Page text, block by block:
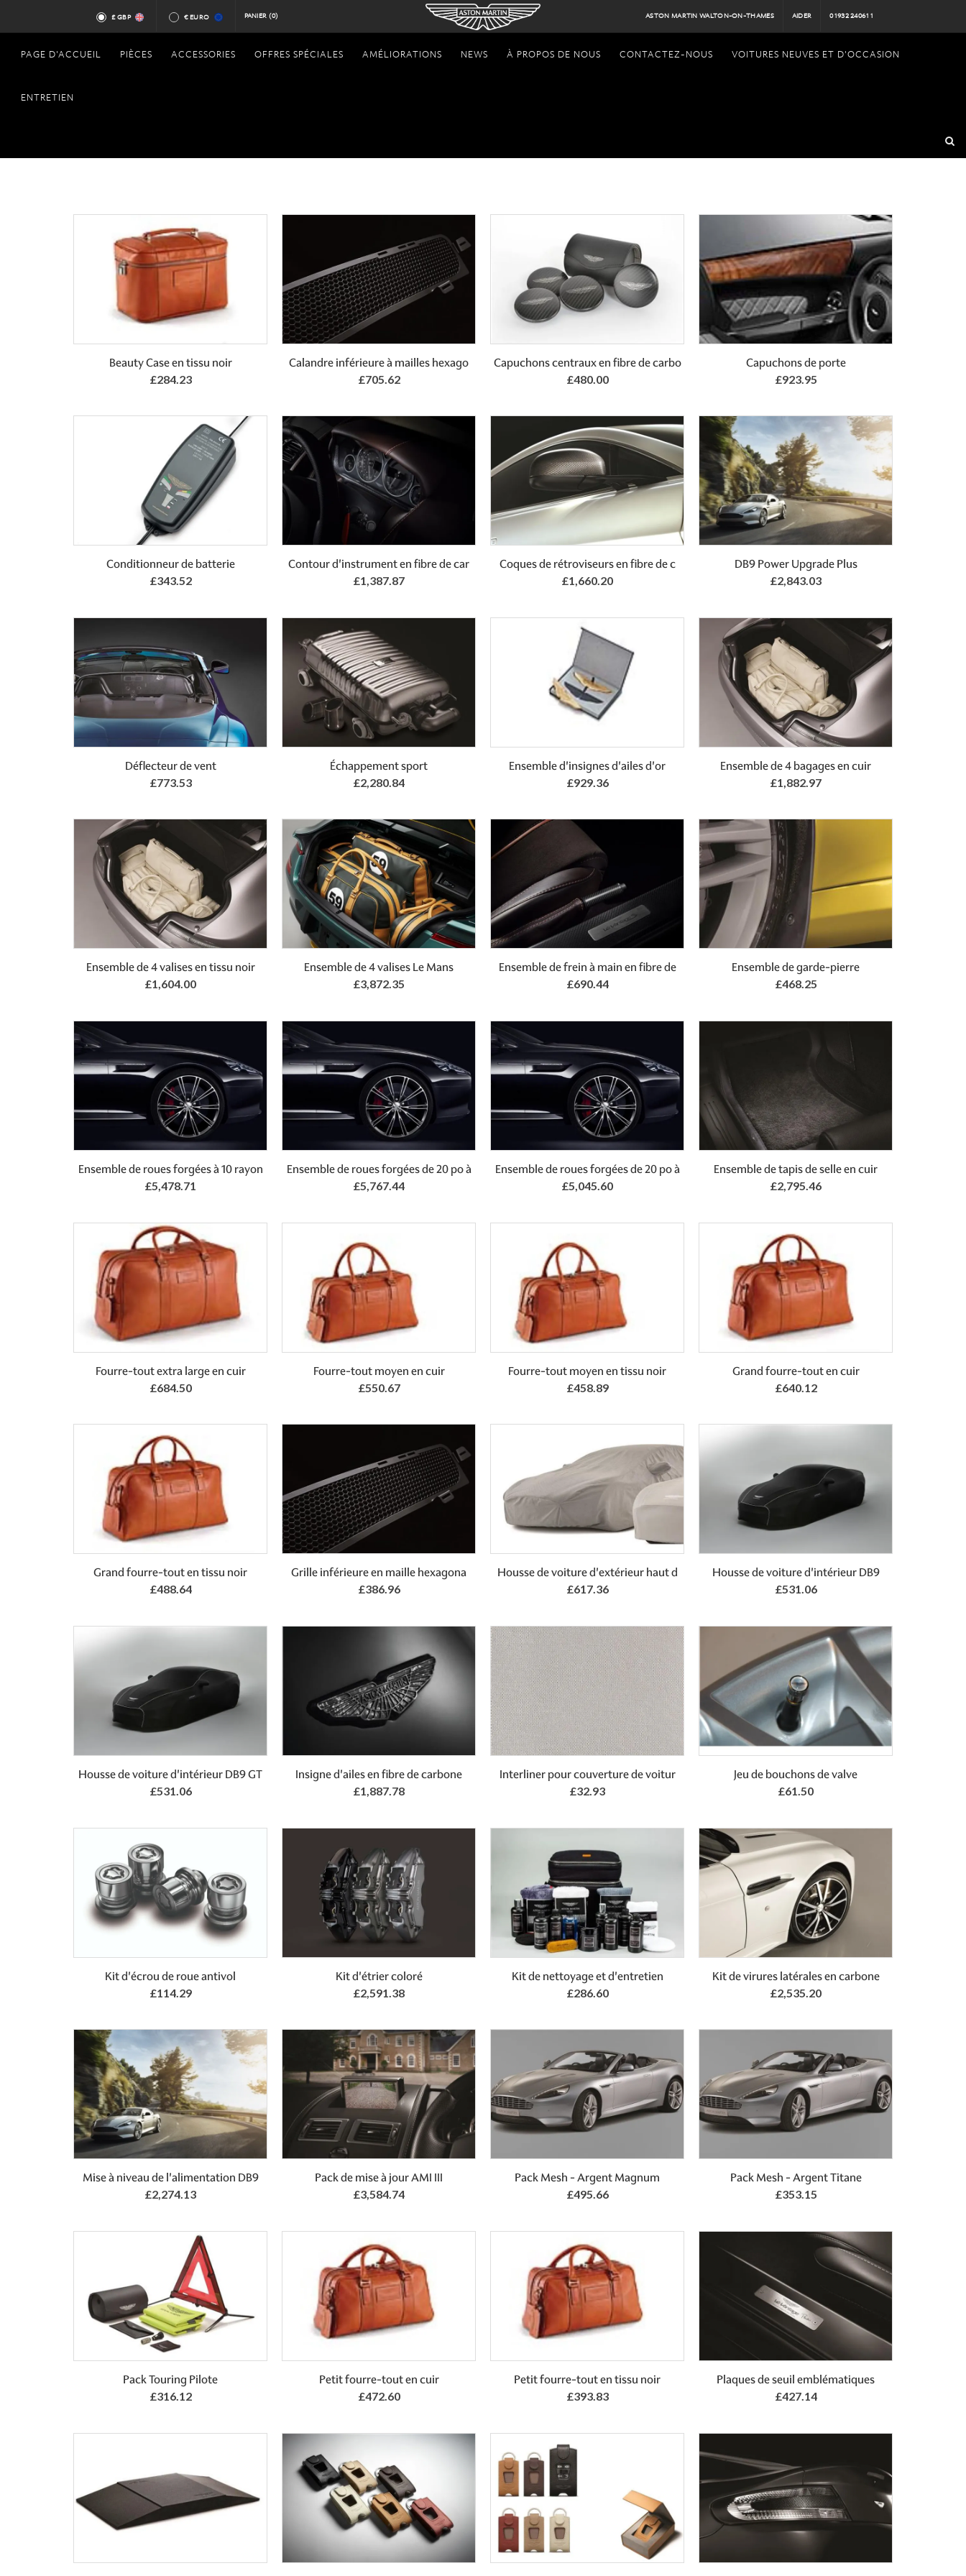
£ GBP € EURO PANIER (0) ASTON MARTIN WALTON-ON-THAMES AIDER 01932 240611
PAGE D'ACCUEIL PIÈCES ACCESSORIES OFFRES SPÉCIALES AMÉLIORATIONS NEWS À PROPOS DE NOUS CONTACTEZ-NOUS VOITURES NEUVES ET D'OCCASION
ENTRETIEN
Add to Basket
Beauty Case en tissu noir
£284.23
Add to Basket
Calandre inférieure à mailles hexago
£705.62
Add to Basket
Capuchons centraux en fibre de carbo
£480.00
Add to Basket
Capuchons de porte
£923.95
Add to Basket
Conditionneur de batterie
£343.52
Add to Basket
Contour d'instrument en fibre de car
£1,387.87
Coques de rétroviseurs en fibre de c
£1,660.20
DB9 Power Upgrade Plus
£2,843.03
Add to Basket
Déflecteur de vent
£773.53
Échappement sport
£2,280.84
Ensemble d'insignes d'ailes d'or
£929.36
Ensemble de 4 bagages en cuir
£1,882.97
Ensemble de 4 valises en tissu noir
£1,604.00
Ensemble de 4 valises Le Mans
£3,872.35
Add to Basket
Ensemble de frein à main en fibre de
£690.44
Ensemble de garde-pierre
£468.25
Ensemble de roues forgées à 10 rayon
£5,478.71
Ensemble de roues forgées de 20 po à
£5,767.44
Ensemble de roues forgées de 20 po à
£5,045.60
Ensemble de tapis de selle en cuir
£2,795.46
Add to Basket
Fourre-tout extra large en cuir
£684.50
Fourre-tout moyen en cuir
£550.67
Add to Basket
Fourre-tout moyen en tissu noir
£458.89
Add to Basket
Grand fourre-tout en cuir
£640.12
Grand fourre-tout en tissu noir
£488.64
Add to Basket
Grille inférieure en maille hexagona
£386.96
Add to Basket
Housse de voiture d'extérieur haut d
£617.36
Add to Basket
Housse de voiture d'intérieur DB9
£531.06
Add to Basket
Housse de voiture d'intérieur DB9 GT
£531.06
Add to Basket
Insigne d'ailes en fibre de carbone
£1,887.78
Add to Basket
Interliner pour couverture de voitur
£32.93
Add to Basket
Jeu de bouchons de valve
£61.50
Add to Basket
Kit d'écrou de roue antivol
£114.29
Kit d'étrier coloré
£2,591.38
Kit de nettoyage et d'entretien
£286.60
Add to Basket
Kit de virures latérales en carbone
£2,535.20
Add to Basket
Mise à niveau de l'alimentation DB9
£2,274.13
Add to Basket
Pack de mise à jour AMI III
£3,584.74
Add to Basket
Pack Mesh - Argent Magnum
£495.66
Add to Basket
Pack Mesh - Argent Titane
£353.15
Add to Basket
Pack Touring Pilote
£316.12
Add to Basket
Petit fourre-tout en cuir
£472.60
Add to Basket
Petit fourre-tout en tissu noir
£393.83
Plaques de seuil emblématiques
£427.14